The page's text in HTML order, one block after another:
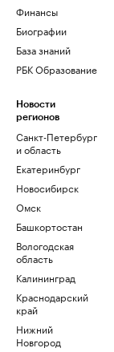
Финансы
Биографии
База знаний
РБК Образование
Новости
регионов
Санкт-Петербург
и область
Екатеринбург
Новосибирск
Омск
Башкортостан
Вологодская
область
Калининград
Краснодарский
край
Нижний
Новгород